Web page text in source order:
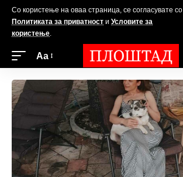
Со користење на оваа страница, се согласувате со
Политиката за приватност и Условите за
користење.
Аа